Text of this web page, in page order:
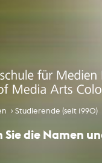
› Studierende (seit 1990)
Sie die Namen
Studienbüro
Bewerbung
Infotag an der KHM